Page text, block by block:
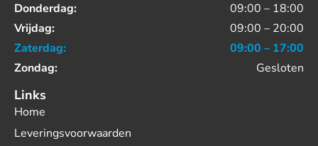
Donderdag:
09:00 – 18:00
Vrijdag:
09:00 – 20:00
Zaterdag:
09:00 – 17:00
Zondag:
Gesloten
Links
Home
Leveringsvoorwaarden